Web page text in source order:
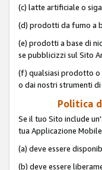
(c) latte artificiale o
(d) prodotti da fumo a
(e) prodotti a base di
se pubblicizzi sul Sito
(f) qualsiasi prodotto o
o dai nostri strumenti
Politica
Se il tuo Sito include
tua Applicazione
(a) deve essere
(b) deve essere